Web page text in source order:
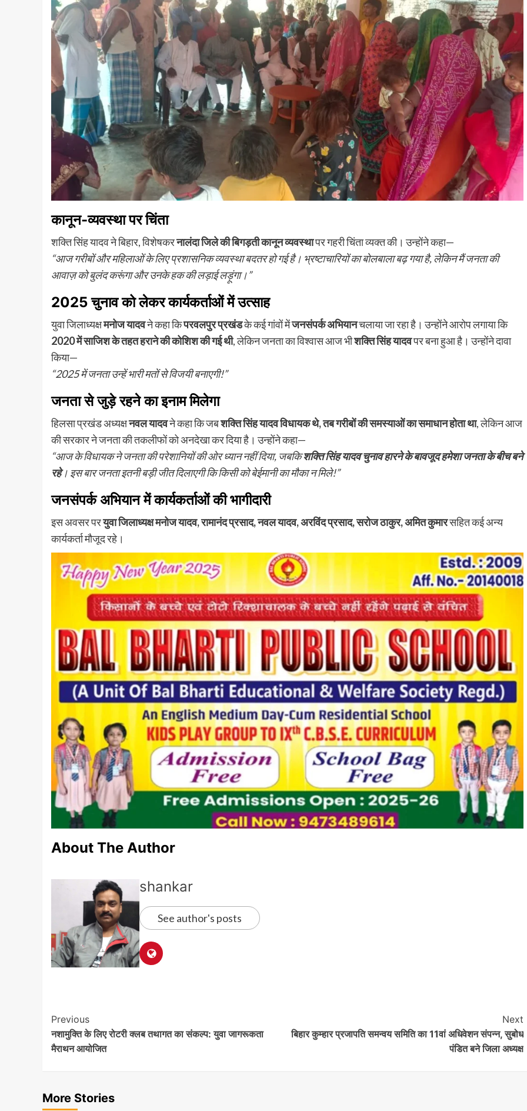
कानून-व्यवस्था पर चिंता
शक्ति सिंह यादव ने बिहार, विशेषकरनालंदा जिले की बिगड़ती कानून व्यवस्थापर गहरी चिंता व्यक्त की। उन्होंने कहा—
“आज गरीबों और महिलाओं के लिए प्रशासनिक व्यवस्था बदतर हो गई है। भ्रष्टाचारियों का बोलबाला बढ़ गया है, लेकिन मैं जनता की
आवाज़ को बुलंद करूंगा और उनके हक की लड़ाई लड़ूंगा।”
2025 चुनाव को लेकर कार्यकर्ताओं में उत्साह
युवा जिलाध्यक्षमनोज यादवने कहा किपरवलपुर प्रखंडके कई गांवों मेंजनसंपर्क अभियानचलाया जा रहा है। उन्होंने आरोप लगाया कि
2020 में साजिश के तहत हराने की कोशिश की गई थी, लेकिन जनता का विश्वास आज भीशक्ति सिंह यादवपर बना हुआ है। उन्होंने दावा
किया—
“2025 में जनता उन्हें भारी मतों से विजयी बनाएगी!”
जनता से जुड़े रहने का इनाम मिलेगा
हिलसा प्रखंड अध्यक्षनवल यादवने कहा कि जबशक्ति सिंह यादव विधायक थे, तब गरीबों की समस्याओं का समाधान होता था, लेकिन आज
की सरकार ने जनता की तकलीफों को अनदेखा कर दिया है। उन्होंने कहा—
“आज के विधायक ने जनता की परेशानियों की ओर ध्यान नहीं दिया, जबकिशक्ति सिंह यादव चुनाव हारने के बावजूद हमेशा जनता के बीच बने
रहे। इस बार जनता इतनी बड़ी जीत दिलाएगी कि किसी को बेईमानी का मौका न मिले!”
जनसंपर्क अभियान में कार्यकर्ताओं की भागीदारी
इस अवसर परयुवा जिलाध्यक्ष मनोज यादव, रामानंद प्रसाद, नवल यादव, अरविंद प्रसाद, सरोज ठाकुर, अमित कुमारसहित कई अन्य
कार्यकर्ता मौजूद रहे।
About The Author
shankar
See author's posts
Post
Navigation
Previous
नशामुक्ति के लिए रोटरी क्लब तथागत का संकल्प: युवा जागरूकता
मैराथन आयोजित
Next
बिहार कुम्हार प्रजापति समन्वय समिति का 11वां अधिवेशन संपन्न, सुबोध
पंडित बने जिला अध्यक्ष
More Stories
हरनौत थाना क्षेत्र के रूपसपुर गांव के वार्ड संख्या-16 स्थित मुशहरी
टोला में शनिवार की सुबह उस समय हड़कंप मच गया, जब एक बंद